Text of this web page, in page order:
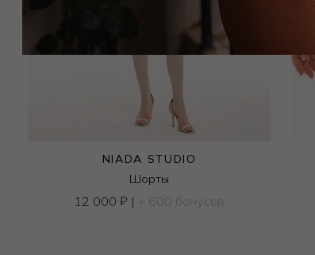
NIADA STUDIO
Шорты
12 000₽ | + 600 бонусов